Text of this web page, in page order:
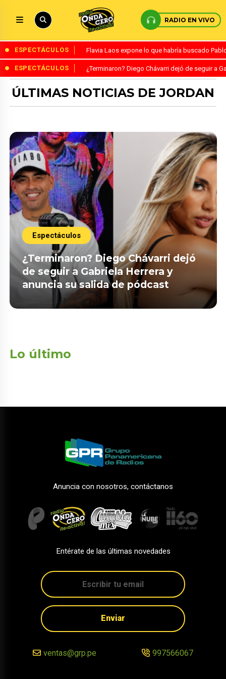
RADIO EN VIVO
ESPECTÁCULOS Flavia Laos expone lo que habría buscado
ESPECTÁCULOS ¿Terminaron? Diego Chávarri dejó de seguir a
ÚLTIMAS NOTICIAS DE JORDAN
Espectáculos
¿Terminaron? Diego Chávarri dejó
de seguir a Gabriela Herrera y
anuncia su salida de pódcast
Lo último
Anuncia con nosotros, contáctanos
Entérate de las últimas novedades
Enviar
ventas@grp.pe 997566067